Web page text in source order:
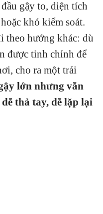
gậy to, diện tích
khó kiểm soát.
theo hướng khác: dù
được tinh chỉnh để
cho ra một trải
lớn nhưng vẫn
thả tay, dễ lặp lại